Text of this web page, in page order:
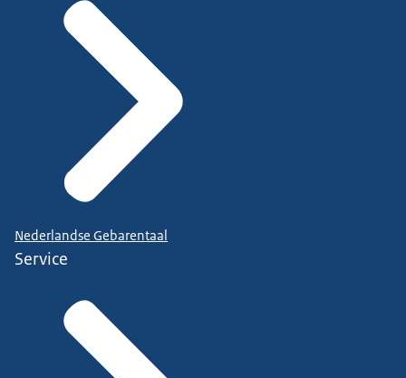
Nederlandse Gebarentaal
Service